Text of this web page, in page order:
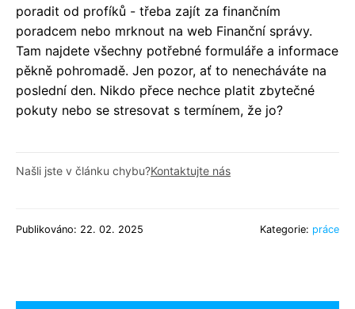
poradit od profíků - třeba zajít za finančním
poradcem nebo mrknout na web Finanční správy.
Tam najdete všechny potřebné formuláře a informace
pěkně pohromadě. Jen pozor, ať to nenecháváte na
poslední den. Nikdo přece nechce platit zbytečné
pokuty nebo se stresovat s termínem, že jo?
Našli jste v článku chybu?Kontaktujte nás
Publikováno: 22. 02. 2025 Kategorie: práce